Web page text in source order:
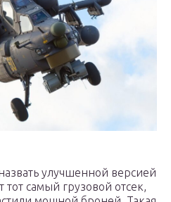
улучшенной версией
самый грузовой отсек,